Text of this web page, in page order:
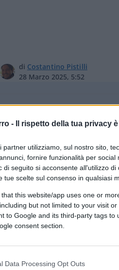
- Il rispetto della tua privacy
partner utilizziamo, sul nostro sito,
fornire funzionalità per social
di seguito si acconsente all'utilizzo
tue scelte sul consenso in qualsiasi
that this website/app uses one or
but not limited to your visit
to Google and its third-party tags
consent section.
Data Processing Opt Outs
di Costantino Pistilli
28 Marzo 2025, 5:52
velata?
21 Giugno 2024, 19:10
pericolosa
al Qaeda